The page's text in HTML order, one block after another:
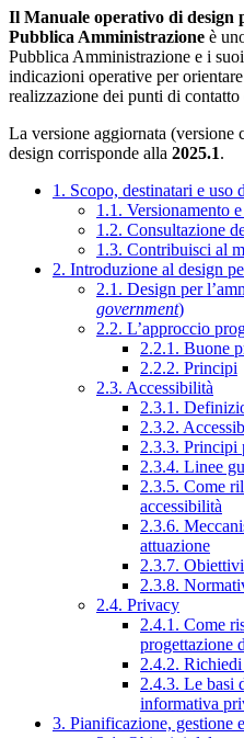
Il Manuale operativo di design
Pubblica Amministrazione è
Pubblica Amministrazione e i
indicazioni operative per
realizzazione dei punti di
La versione aggiornata (versione
design corrisponde alla 2025.1.
1. Scopo, destinatari e uso
1.1. Versionamento
1.2. Consultazione
1.3. Contribuisci al
2. Introduzione al design
2.1. Design per
government)
2.2. L’approccio
2.2.1. Buone
2.2.2. Principi
2.3. Accessibilità
2.3.1.
2.3.2.
2.3.3. Principi
2.3.4. Linee
2.3.5. Come
accessibilità
2.3.6.
attuazione
2.3.7.
2.3.8.
2.4. Privacy
2.4.1. Come
progettazione
2.4.2. Richiedi
2.4.3. Le basi
informativa
3. Pianificazione, gestione